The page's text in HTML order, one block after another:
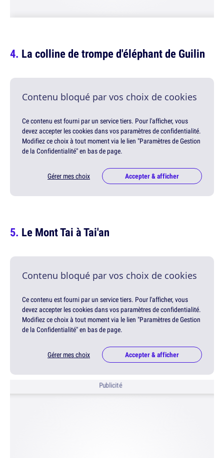
La colline de trompe d'éléphant de Guilin
Contenu bloqué par vos choix de cookies
Ce contenu est fourni par un service tiers. Pour l'afficher, vous
devez accepter les cookies dans vos paramètres de confidentialité.
Modifiez ce choix à tout moment via le lien "Paramètres de Gestion
de la Confidentialité" en bas de page.
Gérer mes choix Accepter & afficher
Le Mont Tai à Tai'an
Contenu bloqué par vos choix de cookies
Ce contenu est fourni par un service tiers. Pour l'afficher, vous
devez accepter les cookies dans vos paramètres de confidentialité.
Modifiez ce choix à tout moment via le lien "Paramètres de Gestion
de la Confidentialité" en bas de page.
Gérer mes choix Accepter & afficher
Publicité